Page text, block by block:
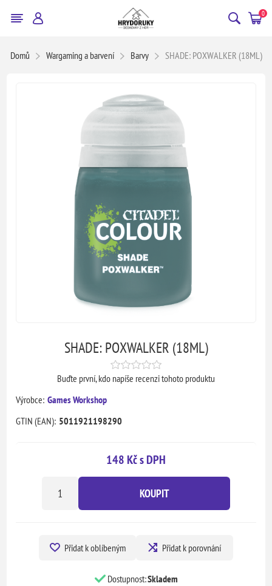
0
Domů Wargaming a barvení Barvy SHADE: POXWALKER (18ML)
SHADE: POXWALKER (18ML)
Buďte první, kdo napíše recenzi tohoto produktu
Výrobce: Games Workshop
GTIN (EAN): 5011921198290
148 Kč s DPH
KOUPIT
Přidat k oblíbeným Přidat k porovnání
Dostupnost:Skladem